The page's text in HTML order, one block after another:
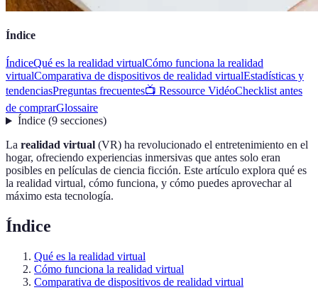
Índice
ÍndiceQué es la realidad virtualCómo funciona la realidad
virtualComparativa de dispositivos de realidad virtualEstadísticas y
tendenciasPreguntas frecuentes📺 Ressource VidéoChecklist antes
de comprarGlossaire
Índice(9 secciones)
La realidad virtual (VR) ha revolucionado el entretenimiento en el
hogar, ofreciendo experiencias inmersivas que antes solo eran
posibles en películas de ciencia ficción. Este artículo explora qué es
la realidad virtual, cómo funciona, y cómo puedes aprovechar al
máximo esta tecnología.
Índice
Qué es la realidad virtual
Cómo funciona la realidad virtual
Comparativa de dispositivos de realidad virtual